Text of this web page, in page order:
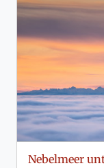
Nebelmeer